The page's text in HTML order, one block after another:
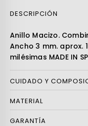
DESCRIPCIÓN
Anillo Macizo.
Ancho 3 mm. aprox.
milésimas MADE IN
CUIDADO Y
MATERIAL
GARANTÍA